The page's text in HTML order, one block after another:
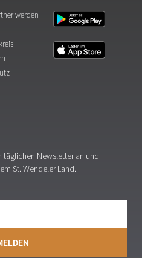
werden
täglichen Newsletter an und
St. Wendeler Land.